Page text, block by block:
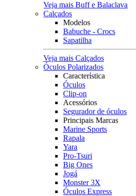
Veja mais Buff e Balaclava
Calçados
Modelos
Babuche - Crocs
Sapatilha
Veja mais Calçados
Óculos Polarizados
Característica
Óculos
Clip-on
Acessórios
Segurador de óculos
Principais Marcas
Marine Sports
Rapala
Yara
Pro-Tsuri
Big Ones
Jogá
Monster 3X
Óculos Express